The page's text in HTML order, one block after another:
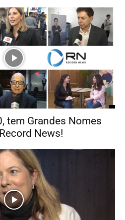
tem Grandes Nomes
News!